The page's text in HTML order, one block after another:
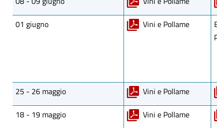
01 giugno
Vini e Pollame
25 - 26 maggio
Vini e Pollame
18 - 19 maggio
Vini e Pollame